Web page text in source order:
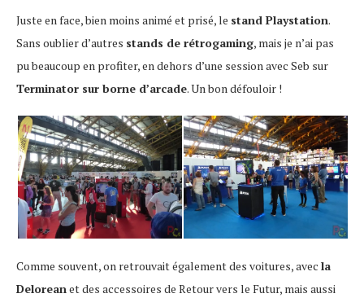
Juste en face, bien moins animé et prisé, le stand Playstation.
Sans oublier d’autres stands de rétrogaming, mais je n’ai pas
pu beaucoup en profiter, en dehors d’une session avec Seb sur
Terminator sur borne d’arcade. Un bon défouloir !
Comme souvent, on retrouvait également des voitures, avec la
Deloreanet des accessoires de Retour vers le Futur, mais aussi